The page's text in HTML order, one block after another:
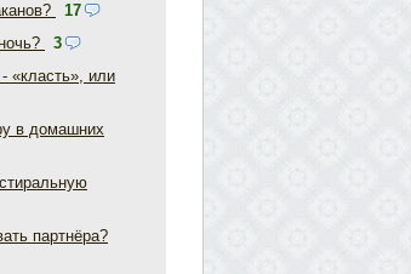
17
3
«класть», или
в домашних
партнёра?